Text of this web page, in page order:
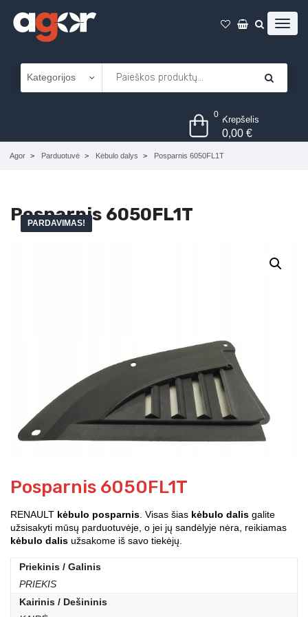
0 Krepšelis
0,00€
Agor Parduotuvė Kėbulo dalys Posparnis 6050FL1T
Posparnis 6050FL1T
PARDAVIMAS!
Posparnis 6050FL1T
RENAULT kėbulo posparnis . Visas šias kėbulo dalis galite
užsisakyti mūsų parduotuvėje, o jei jų sandėlyje nėra, reikiamas
kėbulo dalis užsakome iš savo tiekėjų.
Priekinis / Galinis
PRIEKIS
Kairinis / Dešininis